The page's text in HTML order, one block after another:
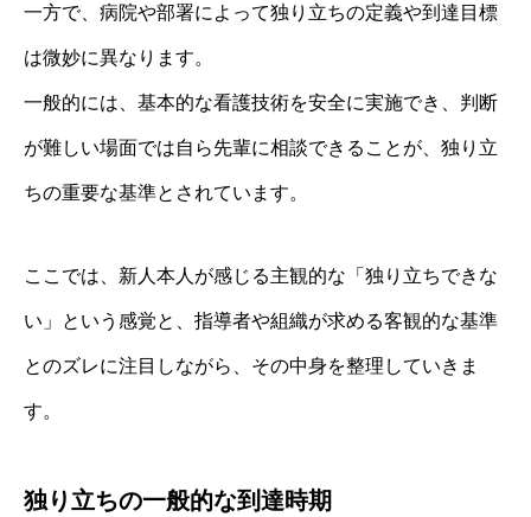
一方で、病院や部署によって独り立ちの定義や到達目標
は微妙に異なります。
一般的には、基本的な看護技術を安全に実施でき、判断
が難しい場面では自ら先輩に相談できることが、独り立
ちの重要な基準とされています。
ここでは、新人本人が感じる主観的な「独り立ちできな
い」という感覚と、指導者や組織が求める客観的な基準
とのズレに注目しながら、その中身を整理していきま
す。
独り立ちの一般的な到達時期